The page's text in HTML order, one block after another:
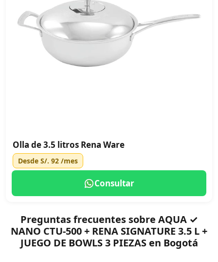
Olla de 3.5 litros Rena Ware
Desde S/. 92 /mes
Consultar
Preguntas frecuentes sobre AQUA ✓
NANO CTU-500 + RENA SIGNATURE 3.5 L +
JUEGO DE BOWLS 3 PIEZAS en Bogotá